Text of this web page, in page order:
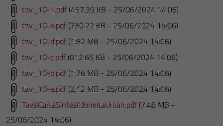
tav_10-1.pdf (457.39 KB - 25/06/2024 14:06)
tav_10-e.pdf (730.22 KB - 25/06/2024 14:06)
tav_10-d.pdf (1.82 MB - 25/06/2024 14:06)
tav_10-c.pdf (812.65 KB - 25/06/2024 14:06)
tav_10-b.pdf (1.76 MB - 25/06/2024 14:06)
tav_10-a.pdf (2.12 MB - 25/06/2024 14:06)
Tav9CartaSintesiIdoneitaUrban.pdf (7.48 MB -
25/06/2024 14:06)